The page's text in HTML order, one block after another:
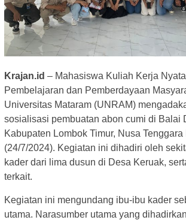
Krajan.id – Mahasiswa Kuliah Kerja
Pembelajaran dan Pemberdayaan
Universitas Mataram (UNRAM)
sosialisasi pembuatan abon cumi di Balai
Kabupaten Lombok Timur, Nusa Tenggara
(24/7/2024). Kegiatan ini dihadiri oleh
kader dari lima dusun di Desa Keruak,
terkait.
Kegiatan ini mengundang ibu-ibu kader
utama. Narasumber utama yang